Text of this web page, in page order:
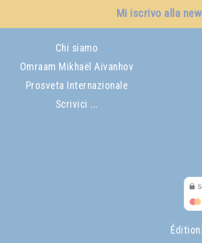
Mi iscrivo alla
Chi siamo
Omraam Mikhaël Aïvanhov
Prosveta Internazionale
Scrivici ...